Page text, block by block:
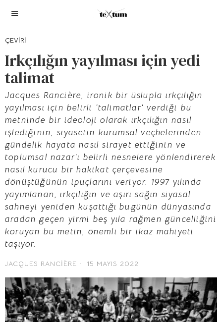
ÇEVIRI
Irkçılığın yayılması için yedi
talimat
Jacques Rancière, ironik bir üslupla ırkçılığın
yayılması için belirli 'talimatlar' verdiği bu
metninde bir ideoloji olarak ırkçılığın nasıl
işlediğinin, siyasetin kurumsal veçhelerinden
gündelik hayata nasıl sirayet ettiğinin ve
toplumsal nazar'ı belirli nesnelere yönlendirerek
nasıl kurucu bir hakikat çerçevesine
dönüştüğünün ipuçlarını veriyor. 1997 yılında
yayımlanan, ırkçılığın ve aşırı sağın siyasal
sahneyi yeniden kuşattığı bugünün dünyasında
aradan geçen yirmi beş yıla rağmen güncelliğini
koruyan bu metin, önemli bir ikaz mahiyeti
taşıyor.
JACQUES RANCIÈRE 15 MAYIS 2022